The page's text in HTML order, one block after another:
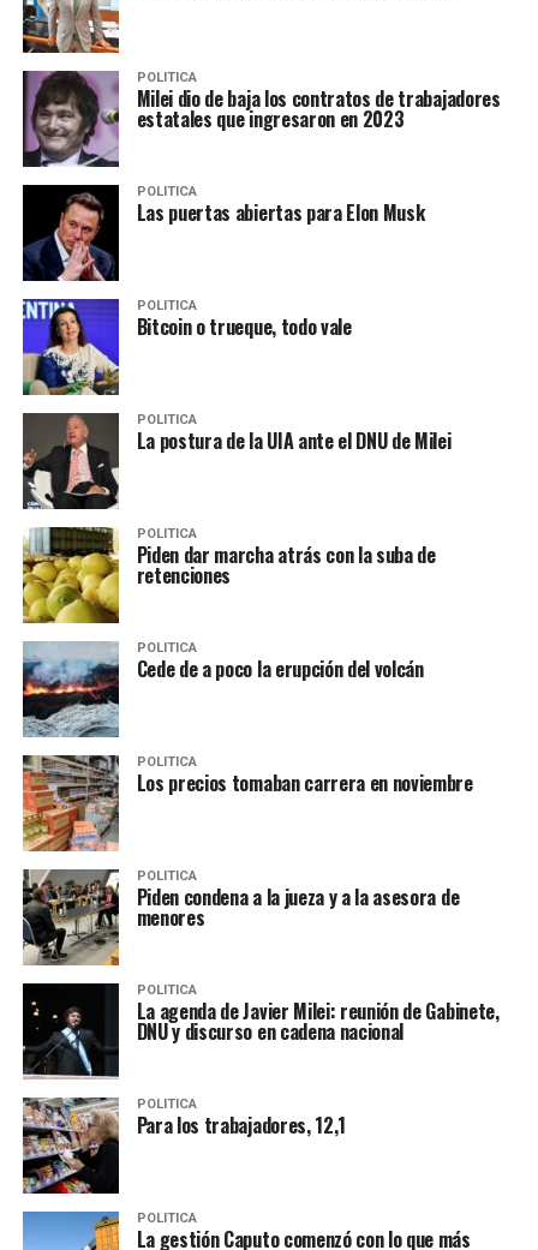
POLITICA
Milei dio de baja los contratos de trabajadores
estatales que ingresaron en 2023
POLITICA
Las puertas abiertas para Elon Musk
POLITICA
Bitcoin o trueque, todo vale
POLITICA
La postura de la UIA ante el DNU de Milei
POLITICA
Piden dar marcha atrás con la suba de
retenciones
POLITICA
Cede de a poco la erupción del volcán
POLITICA
Los precios tomaban carrera en noviembre
POLITICA
Piden condena a la jueza y a la asesora de
menores
POLITICA
La agenda de Javier Milei: reunión de Gabinete,
DNU y discurso en cadena nacional
POLITICA
Para los trabajadores, 12,1
POLITICA
La gestión Caputo comenzó con lo que más